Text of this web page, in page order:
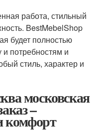
работа, стильный
BestMebelShop
будет полностью
и потребностям и
стиль, характер и
московская
–
комфорт